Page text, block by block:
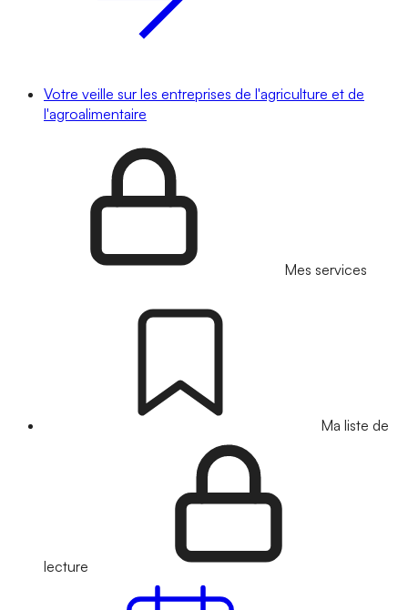
Votre veille sur les entreprises de l'agriculture et de
l'agroalimentaire
Mes services
Ma liste de
lecture